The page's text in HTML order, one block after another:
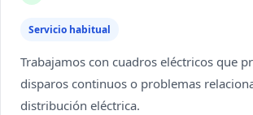
Servicio habitual
Trabajamos con cuadros eléctricos que
disparos continuos o problemas
distribución eléctrica.